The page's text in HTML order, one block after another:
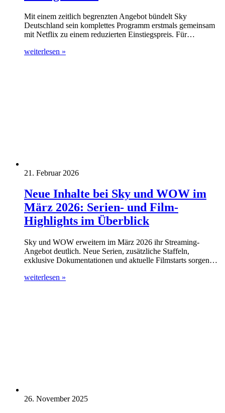
Mit einem zeitlich begrenzten Angebot bündelt Sky
Deutschland sein komplettes Programm erstmals gemeinsam
mit Netflix zu einem reduzierten Einstiegspreis. Für…
weiterlesen »
21. Februar 2026
Neue Inhalte bei Sky und WOW im
März 2026: Serien- und Film-
Highlights im Überblick
Sky und WOW erweitern im März 2026 ihr Streaming-
Angebot deutlich. Neue Serien, zusätzliche Staffeln,
exklusive Dokumentationen und aktuelle Filmstarts sorgen…
weiterlesen »
26. November 2025